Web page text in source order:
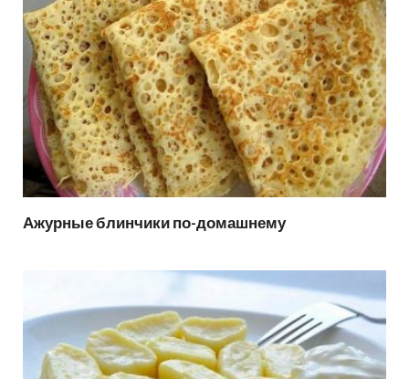
Ажурные блинчики по-домашнему